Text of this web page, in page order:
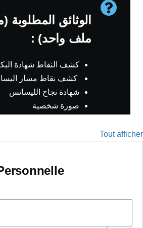
Message
d'information
الوثائق
ملف واحد) :
كشف النقاط شهادة
كشف نقاط مسار
شهادة نجاح الليسانس
صورة شخصية
Tout afficher